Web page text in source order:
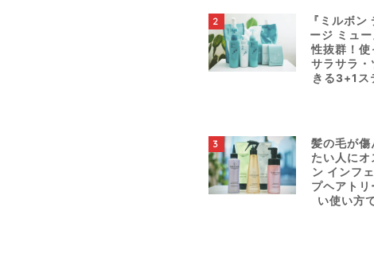
2
『ミルボ
ージ ミュ
性抜群！使
サラサラ
きる3+1ス
3
髪の毛が傷
たい人に
ン インフ
プヘアトリ
い使い方